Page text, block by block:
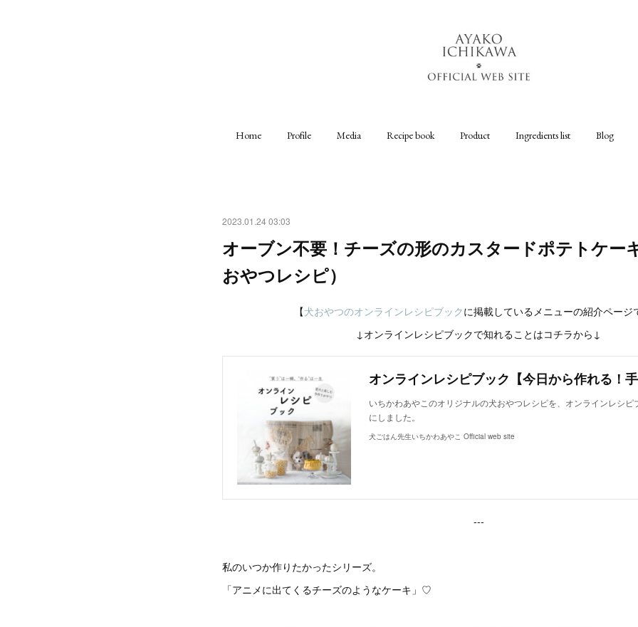
Home Profile Media Recipe book Product Ingredients list Blog
2023.01.24 03:03
オーブン不要！チーズの形のカスタードポテトケー
おやつレシピ）
【犬おやつのオンラインレシピブックに掲載しているメニューの紹介ページ
↓オンラインレシピブックで知れることはコチラから↓
いちかわあやこのオリジナルの犬おやつレシピを、オンラインレシピ
にしました。
犬ごはん先生いちかわあやこ Official web site
---
私のいつか作りたかったシリーズ。
「アニメに出てくるチーズのようなケーキ」♡